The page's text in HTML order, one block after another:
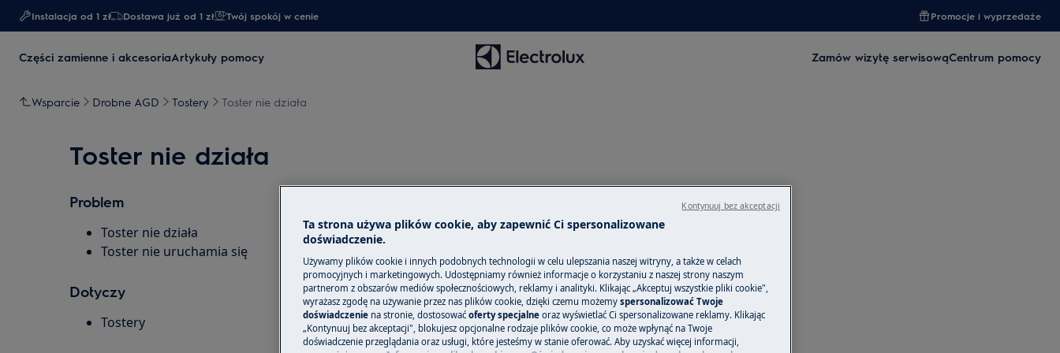
Instalacja od 1 zł Dostawa już od 1 zł​ Twój spokój w cenie Promocje i wyprzedaże
Części zamienne i akcesoriaArtykuły pomocy Zamów wizytę serwisowąCentrum pomocy
Wsparcie Drobne AGD Tostery Toster nie działa
Toster nie działa
Problem
Toster nie działa
Toster nie uruchamia się
Dotyczy
Tostery
Ta strona używa plików cookie, aby zapewnić Ci spersonalizowane
doświadczenie.
Używamy plików cookie i innych podobnych technologii w celu ulepszania naszej witryny, a także w celach
promocyjnych i marketingowych. Udostępniamy również informacje o korzystaniu z naszej strony naszym
partnerom z obszarów mediów społecznościowych, reklamy i analityki. Klikając „Akceptuj wszystkie pliki cookie",
wyrażasz zgodę na używanie przez nas plików cookie, dzięki czemu możemy spersonalizować Twoje
doświadczenie na stronie, dostosować oferty specjalne oraz wyświetlać Ci spersonalizowane reklamy. Klikając
„Kontynuuj bez akceptacji", blokujesz opcjonalne rodzaje plików cookie, co może wpłynąć na Twoje
doświadczenie przeglądania oraz usługi, które jesteśmy w stanie oferować. Aby uzyskać więcej informacji,
Kontynuuj bez akceptacji